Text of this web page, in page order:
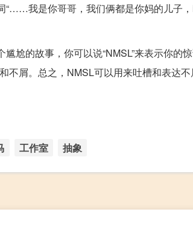
“……我是你哥哥，我们俩都是你妈的儿子
尬的故事，你可以说“NMSL”来表示你的
不屑。总之，NMSL可以用来吐槽和表达
工作室 抽象